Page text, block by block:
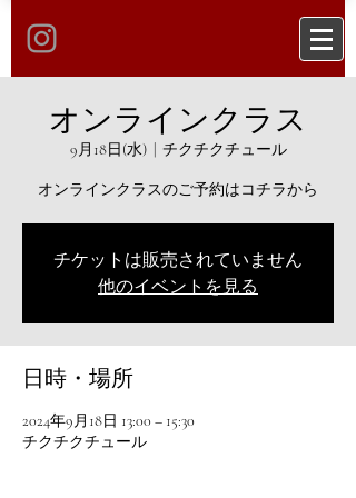
オンラインクラス
9月18日(水)
  |
チクチクチュール
オンラインクラスのご予約はコチラから
チケットは販売されていません
他のイベントを見る
日時・場所
2024年9月18日 13:00 – 15:30
チクチクチュール